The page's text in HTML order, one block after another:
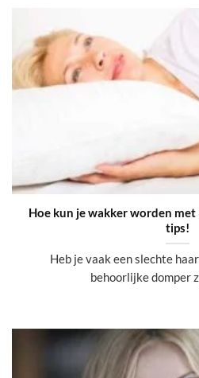
Hoe kun je wakker worden met
tips!
Heb je vaak een slechte
behoorlijke domper